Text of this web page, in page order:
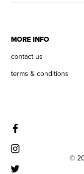
MORE INFO
contact us
terms & conditions
©